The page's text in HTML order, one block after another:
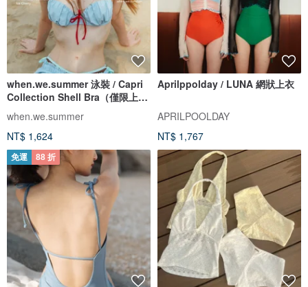
when.we.summer 泳裝 / Capri
Collection Shell Bra（僅限上
衣）
when.we.summer
NT$ 1,624
Aprilppolday / LUNA 網狀上衣
APRILPOOLDAY
NT$ 1,767
免運 88 折